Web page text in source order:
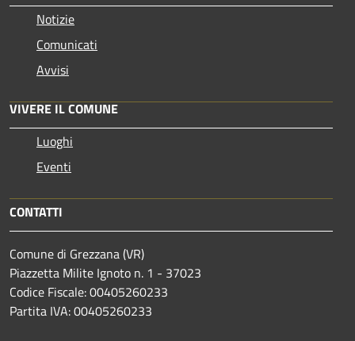
Notizie
Comunicati
Avvisi
VIVERE IL COMUNE
Luoghi
Eventi
CONTATTI
Comune di Grezzana (VR)
Piazzetta Milite Ignoto n. 1 - 37023
Codice Fiscale: 00405260233
Partita IVA: 00405260233